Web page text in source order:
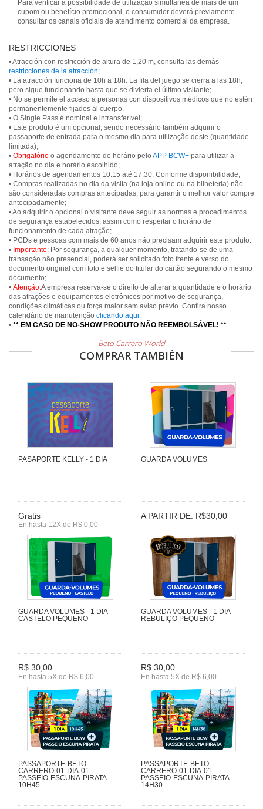
Para verificar a possibilidade de utilização simultânea de mais de um
cupom ou benefício promocional, o consumidor deverá previamente
consultar os canais oficiais de atendimento comercial da empresa.
RESTRICCIONES
• Atracción con restricción de altura de 1,20 m, consulta las demás
restricciones de la atracción;
• La atracción funciona de 10h a 18h. La fila del juego se cierra a las 18h,
pero sigue funcionando hasta que se divierta el último visitante;
• No se permite el acceso a personas con dispositivos médicos que no estén
permanentemente fijados al cuerpo.
• O Single Pass é nominal e intransferível;
• Este produto é um opcional, sendo necessário também adquirir o
passaporte de entrada para o mesmo dia para utilização deste (quantidade
limitada);
• Obrigatório o agendamento do horário pelo APP BCW+ para utilizar a
atração no dia e horário escolhido;
• Horários de agendamentos 10:15 até 17:30. Conforme disponibilidade;
• Compras realizadas no dia da visita (na loja online ou na bilheteria) não
são consideradas compras antecipadas, para garantir o melhor valor compre
antecipadamente;
• Ao adquirir o opcional o visitante deve seguir as normas e procedimentos
de segurança estabelecidos, assim como respeitar o horário de
funcionamento de cada atração;
• PCDs e pessoas com mais de 60 anos não precisam adquirir este produto.
• Importante: Por segurança, a qualquer momento, tratando-se de uma
transação não presencial, poderá ser solicitado foto frente e verso do
documento original com foto e selfie do titular do cartão segurando o mesmo
documento;
• Atenção:A empresa reserva-se o direito de alterar a quantidade e o horário
das atrações e equipamentos eletrônicos por motivo de segurança,
condições climáticas ou força maior sem aviso prévio. Confira nosso
calendário de manutenção clicando aqui;
• ** EM CASO DE NO-SHOW PRODUTO NÃO REEMBOLSÁVEL! **
Beto Carrero World
COMPRAR TAMBIÉN
PASAPORTE KELLY - 1 DIA
Gratis
En hasta 12X de R$ 0,00
GUARDA VOLUMES
A PARTIR DE: R$30,00
GUARDA VOLUMES - 1 DIA -
CASTELO PEQUENO
R$ 30,00
En hasta 5X de R$ 6,00
GUARDA VOLUMES - 1 DIA -
REBULIÇO PEQUENO
R$ 30,00
En hasta 5X de R$ 6,00
PASSAPORTE-BETO-
CARRERO-01-DIA-01-
PASSEIO-ESCUNA-PIRATA-
10H45
PASSAPORTE-BETO-
CARRERO-01-DIA-01-
PASSEIO-ESCUNA-PIRATA-
14H30